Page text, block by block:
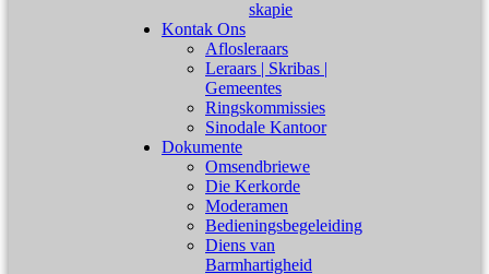
skapie
Kontak Ons
Aflosleraars
Leraars | Skribas |
Gemeentes
Ringskommissies
Sinodale Kantoor
Dokumente
Omsendbriewe
Die Kerkorde
Moderamen
Bedieningsbegeleiding
Diens van
Barmhartigheid